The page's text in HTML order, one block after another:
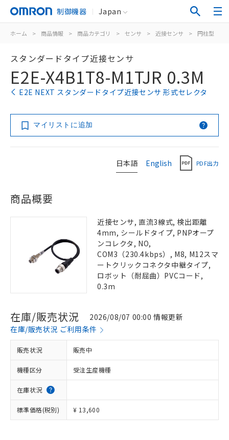
制御機器 Japan
ホーム > 商品情報 > 商品カテゴリ > センサ > 近接センサ > 円柱型
スタンダードタイプ近接センサ
E2E-X4B1T8-M1TJR 0.3M
E2E NEXT スタンダードタイプ近接センサ 形式セレクタ
マイリストに追加
日本語 English PDF出力
商品概要
近接センサ, 直流3線式, 検出距離
4mm, シールドタイプ, PNPオープ
ンコレクタ, NO,
COM3（230.4kbps）, M8, M12スマ
ートクリックコネクタ中継タイプ,
ロボット（耐屈曲）PVCコード,
0.3m
在庫/販売状況
2026/08/07 00:00 情報更新
在庫/販売状況 ご利用条件
販売状況 販売中
機種区分 受注生産機種
在庫状況
標準価格(税別) ¥ 13,600